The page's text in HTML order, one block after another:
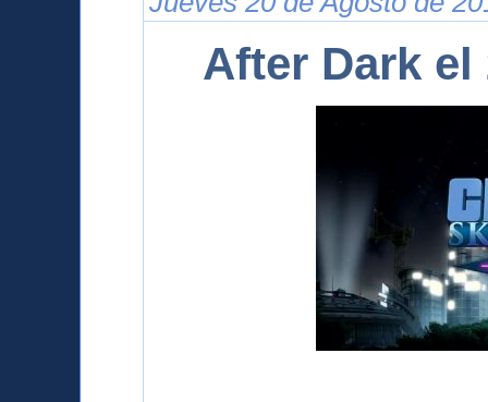
After Dark el